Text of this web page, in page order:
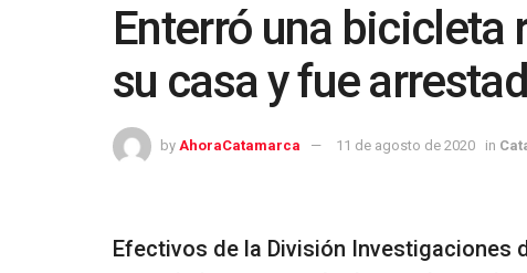
Enterró una bicicleta
su casa y fue
by AhoraCatamarca 11 de agosto de 2020 in
Efectivos de la División Investigaciones